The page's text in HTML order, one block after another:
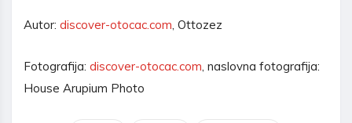
Autor: discover-otocac.com , Ottozez
Fotografija: discover-otocac.com , naslovna fotografija:
House Arupium Photo